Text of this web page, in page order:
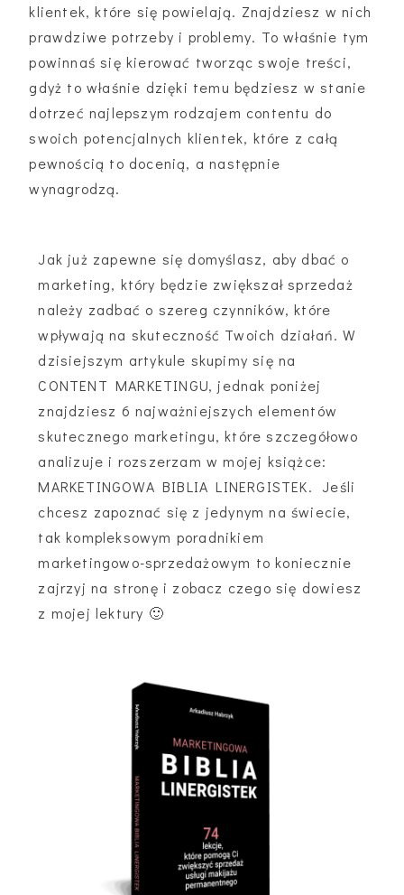
klientek, które się powielają. Znajdziesz w nich
prawdziwe potrzeby i problemy. To właśnie tym
powinnaś się kierować tworząc swoje treści,
gdyż to właśnie dzięki temu będziesz w stanie
dotrzeć najlepszym rodzajem contentu do
swoich potencjalnych klientek, które z całą
pewnością to docenią, a następnie
wynagrodzą.
Jak już zapewne się domyślasz, aby dbać o
marketing, który będzie zwiększał sprzedaż
należy zadbać o szereg czynników, które
wpływają na skuteczność Twoich działań. W
dzisiejszym artykule skupimy się na
CONTENT MARKETINGU, jednak poniżej
znajdziesz 6 najważniejszych elementów
skutecznego marketingu, które szczegółowo
analizuje i rozszerzam w mojej książce:
MARKETINGOWA BIBLIA LINERGISTEK. Jeśli
chcesz zapoznać się z jedynym na świecie,
tak kompleksowym poradnikiem
marketingowo-sprzedażowym to koniecznie
zajrzyj na stronę i zobacz czego się dowiesz
z mojej lektury 🙂